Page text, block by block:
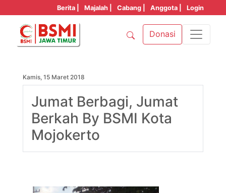
Berita | Majalah | Cabang | Anggota | Login
Donasi
Kamis, 15 Maret 2018
Jumat Berbagi, Jumat
Berkah By BSMI Kota
Mojokerto